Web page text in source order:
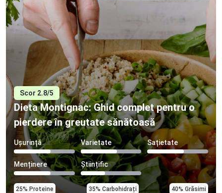
Scor 2.8/5
Dieta Montignac: Ghid complet pentru o
pierdere în greutate sănătoasă
Ușurință Varietate Sațietate
Menținere Științific
25% Proteine 35% Carbohidrați 40% Grăsimi